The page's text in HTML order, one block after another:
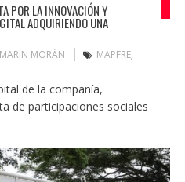
POR LA INNOVACIÓN Y
ADQUIRIENDO UNA
MORÁN MAPFRE,
de la compañía,
de participaciones sociales